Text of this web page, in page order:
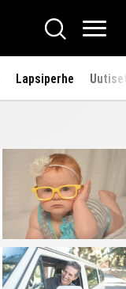
Hae
Lapsiperhe